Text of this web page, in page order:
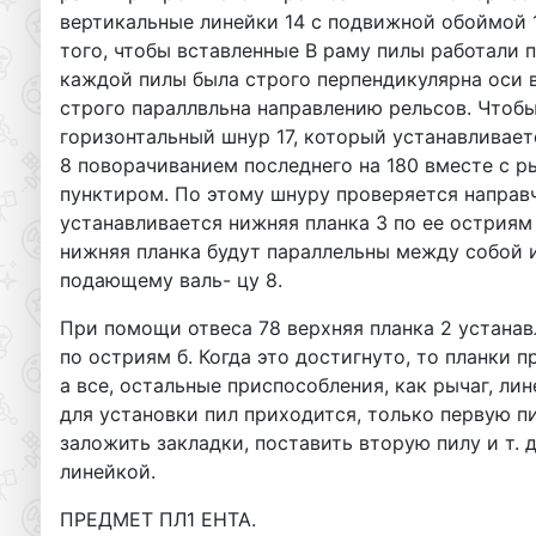
вертикальные линейки 14 с подвижной
того, чтобы вставленные B раму пилы работали
каждой пилы была строго перпендикулярна
строго параллвльна направлению рельсов.
горизонтальный шнур 17, который
8 поворачиванием последнего на 180 вместе с
пунктиром. По этому шнуру проверяется
устанавливается нижняя планка 3 по ее
нижняя планка будут параллельны между
подающему валь- цу 8.
При помощи отвеса 78 верхняя планка 2
по остриям б. Когда это достигнуто, то планки
а все, остальные приспособления, как рычаг,
для установки пил приходится, только первую
заложить закладки, поставить вторую пилу и
линейкой.
ПРЕДМЕТ ПЛ1 EHTA.